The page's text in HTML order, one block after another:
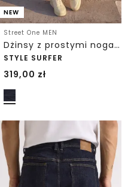
NEW
Street One MEN
Dżinsy z prostymi nogawkami o kroju Regular Fit
STYLE SURFER
319,00 zł